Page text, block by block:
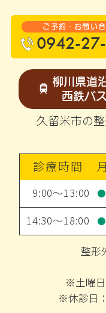
ご予約・お問い
0942-
柳川県道
西鉄バ
久留米市の
診療時間 月
9:00～13:00 ●
14:30～18:00 ●
整形
※土曜
※休診日